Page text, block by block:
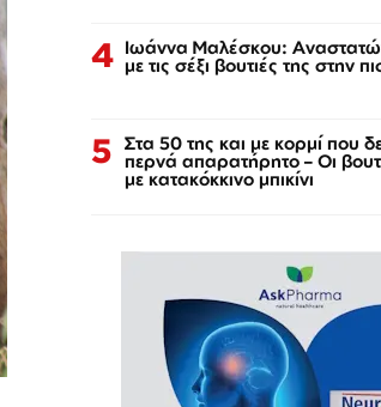
4 Ιωάννα Μαλέσκου:
με τις σέξι βουτιές της στην
5 Στα 50 της και με κορμί που
περνά απαρατήρητο – Οι
με κατακόκκινο μπικίνι